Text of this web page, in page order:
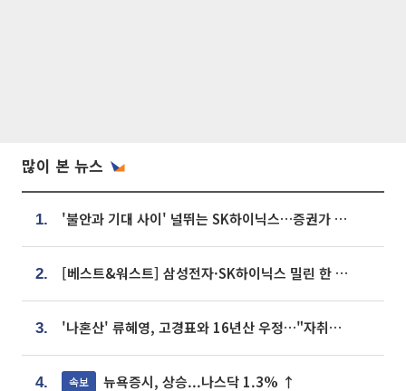
많이 본 뉴스
1. '불안과 기대 사이' 널뛰는 SK하이닉스…증권가 "HBM4·LTA 기반 펀터멘털 견고"
2. [베스트&워스트] 삼성전자·SK하이닉스 밀린 한 주…상상인증권은 85% 급등
3. '나혼산' 류혜영, 고경표와 16년산 우정…"자취방서 부모님과 마주쳐"
4. 속보 뉴욕증시, 상승...나스닥 1.3% ↑